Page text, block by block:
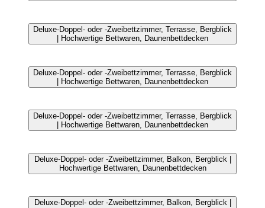
Deluxe-Doppel- oder -Zweibettzimmer, Terrasse, Bergblick
| Hochwertige Bettwaren, Daunenbettdecken
Deluxe-Doppel- oder -Zweibettzimmer, Terrasse, Bergblick
| Hochwertige Bettwaren, Daunenbettdecken
Deluxe-Doppel- oder -Zweibettzimmer, Terrasse, Bergblick
| Hochwertige Bettwaren, Daunenbettdecken
Deluxe-Doppel- oder -Zweibettzimmer, Balkon, Bergblick |
Hochwertige Bettwaren, Daunenbettdecken
Deluxe-Doppel- oder -Zweibettzimmer, Balkon, Bergblick |